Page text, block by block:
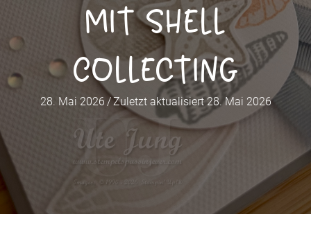
mit Shell
Collecting
28. Mai 2026 /Zuletzt aktualisiert 28. Mai 2026